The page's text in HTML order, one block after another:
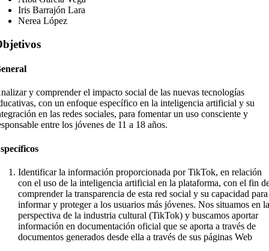
Iris Barrajón Lara
Nerea López
y comprender el impacto social de las nuevas tecnologías
con un enfoque específico en la inteligencia artificial y su
en las redes sociales, para fomentar un uso consciente y
entre los jóvenes de 11 a 18 años.
Identificar la información proporcionada por TikTok, en relación
con el uso de la inteligencia artificial en la plataforma, con el fin
comprender la transparencia de esta red social y su capacidad para
informar y proteger a los usuarios más jóvenes. Nos situamos en
perspectiva de la industria cultural (TikTok) y buscamos aportar
información en documentación oficial que se aporta a través de
documentos generados desde ella a través de sus páginas Web